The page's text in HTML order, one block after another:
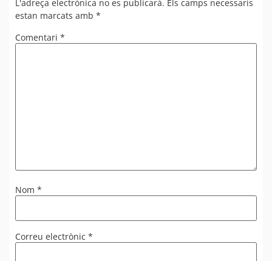
L'adreça electrònica no es publicarà. Els camps necessaris
estan marcats amb *
Comentari *
Nom *
Correu electrònic *